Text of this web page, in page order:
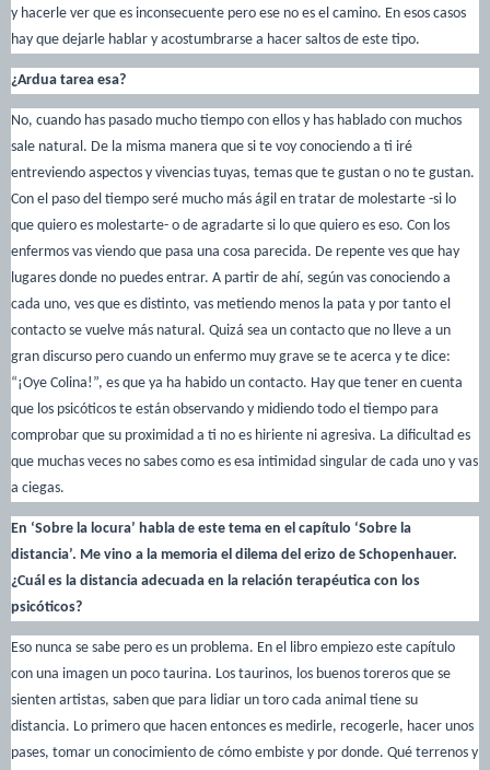
y hacerle ver que es inconsecuente pero ese no es el camino. En esos casos
hay que dejarle hablar y acostumbrarse a hacer saltos de este tipo.
¿Ardua tarea esa?
No, cuando has pasado mucho tiempo con ellos y has hablado con muchos
sale natural. De la misma manera que si te voy conociendo a ti iré
entreviendo aspectos y vivencias tuyas, temas que te gustan o no te gustan.
Con el paso del tiempo seré mucho más ágil en tratar de molestarte -si lo
que quiero es molestarte- o de agradarte si lo que quiero es eso. Con los
enfermos vas viendo que pasa una cosa parecida. De repente ves que hay
lugares donde no puedes entrar. A partir de ahí, según vas conociendo a
cada uno, ves que es distinto, vas metiendo menos la pata y por tanto el
contacto se vuelve más natural. Quizá sea un contacto que no lleve a un
gran discurso pero cuando un enfermo muy grave se te acerca y te dice:
“¡Oye Colina!”, es que ya ha habido un contacto. Hay que tener en cuenta
que los psicóticos te están observando y midiendo todo el tiempo para
comprobar que su proximidad a ti no es hiriente ni agresiva. La dificultad es
que muchas veces no sabes como es esa intimidad singular de cada uno y vas
a ciegas.
En ‘Sobre la locura’ habla de este tema en el capítulo ‘Sobre la
distancia’. Me vino a la memoria el dilema del erizo de Schopenhauer.
¿Cuál es la distancia adecuada en la relación terapéutica con los
psicóticos?
Eso nunca se sabe pero es un problema. En el libro empiezo este capítulo
con una imagen un poco taurina. Los taurinos, los buenos toreros que se
sienten artistas, saben que para lidiar un toro cada animal tiene su
distancia. Lo primero que hacen entonces es medirle, recogerle, hacer unos
pases, tomar un conocimiento de cómo embiste y por donde. Qué terrenos y